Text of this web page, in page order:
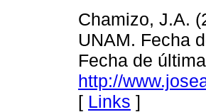
Chamizo, J.A.
UNAM. Fecha
Fecha de
http://
[ Links ]